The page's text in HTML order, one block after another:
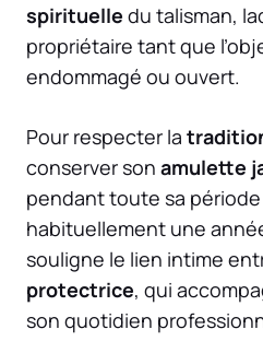
spirituelle du talisman,
propriétaire tant que
endommagé ou ouvert.
Pour respecter la
conserver son amulette
pendant toute sa période
habituellement une
souligne le lien intime
protectrice, qui
son quotidien